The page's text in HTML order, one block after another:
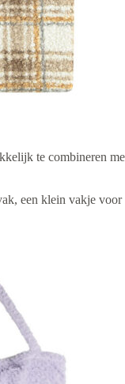
te combineren
een klein vakje